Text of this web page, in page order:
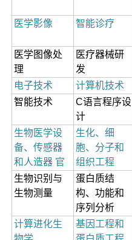
医学影像
智能诊疗
医学图像处
理
医疗器械研
发
电子技术
计算机技术
智能技术
C语言程序设
计
生物医学设
备、传感器
和人造器 官
生化、细
胞、分子和
组织工程
生物识别与
生物测量
蛋白质结
构、功能和
序列分析
计算进化生
基因工程和